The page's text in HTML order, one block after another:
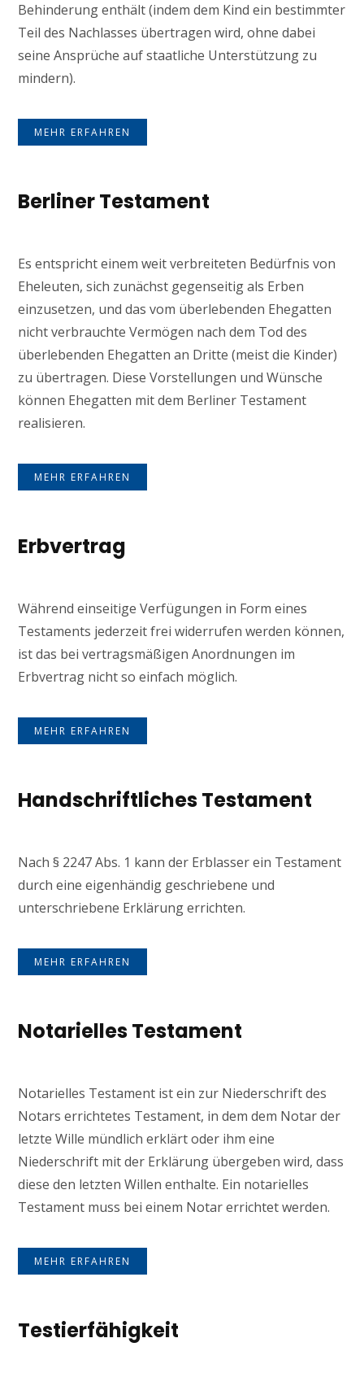
Behinderung enthält (indem dem Kind ein bestimmter
Teil des Nachlasses übertragen wird, ohne dabei
seine Ansprüche auf staatliche Unterstützung zu
mindern).
MEHR ERFAHREN
Berliner Testament
Es entspricht einem weit verbreiteten Bedürfnis von
Eheleuten, sich zunächst gegenseitig als Erben
einzusetzen, und das vom überlebenden Ehegatten
nicht verbrauchte Vermögen nach dem Tod des
überlebenden Ehegatten an Dritte (meist die Kinder)
zu übertragen. Diese Vorstellungen und Wünsche
können Ehegatten mit dem Berliner Testament
realisieren.
MEHR ERFAHREN
Erbvertrag
Während einseitige Verfügungen in Form eines
Testaments jederzeit frei widerrufen werden können,
ist das bei vertragsmäßigen Anordnungen im
Erbvertrag nicht so einfach möglich.
MEHR ERFAHREN
Handschriftliches Testament
Nach § 2247 Abs. 1 kann der Erblasser ein Testament
durch eine eigenhändig geschriebene und
unterschriebene Erklärung errichten.
MEHR ERFAHREN
Notarielles Testament
Notarielles Testament ist ein zur Niederschrift des
Notars errichtetes Testament, in dem dem Notar der
letzte Wille mündlich erklärt oder ihm eine
Niederschrift mit der Erklärung übergeben wird, dass
diese den letzten Willen enthalte. Ein notarielles
Testament muss bei einem Notar errichtet werden.
MEHR ERFAHREN
Testierfähigkeit